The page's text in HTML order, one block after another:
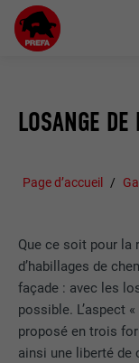
LOSANGE DE
Page d’accueil
Que ce soit pour la
d’habillages de
façade : avec les
possible. L’aspect
proposé en trois
ainsi une liberté de